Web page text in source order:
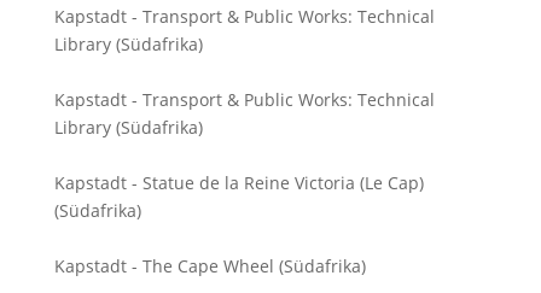
Kapstadt - Transport & Public Works: Technical
Library (Südafrika)
Kapstadt - Transport & Public Works: Technical
Library (Südafrika)
Kapstadt - Statue de la Reine Victoria (Le Cap)
(Südafrika)
Kapstadt - The Cape Wheel (Südafrika)